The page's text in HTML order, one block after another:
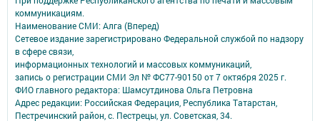
коммуникациям.
Наименование СМИ: Алга (Вперед)
Сетевое издание зарегистрировано Федеральной службой по надзору
в сфере связи,
информационных технологий и массовых коммуникаций,
запись о регистрации СМИ Эл № ФС77-90150 от 7 октября 2025 г.
ФИО главного редактора: Шамсутдинова Ольга Петровна
Адрес редакции: Российская Федерация, Республика Татарстан,
Пестречинский район, с. Пестрецы, ул. Советская, 34.